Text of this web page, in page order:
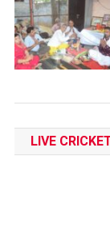
LIVE